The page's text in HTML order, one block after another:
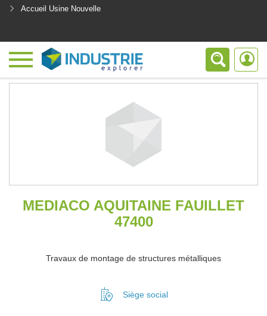
Accueil Usine Nouvelle
MEDIACO AQUITAINE FAUILLET
47400
Travaux de montage de structures métalliques
Siège social